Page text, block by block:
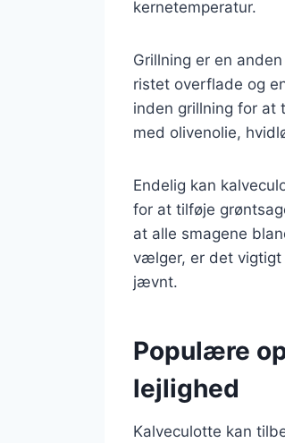
kernetemperatur.
Grillning er en
ristet overflade og
inden grillning for at
med olivenolie,
Endelig kan
for at tilføje
at alle smagene
vælger, er det vigtigt
jævnt.
Populære
lejlighed
Kalveculotte kan